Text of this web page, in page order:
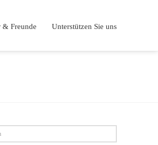
& Freunde Unterstützen Sie uns